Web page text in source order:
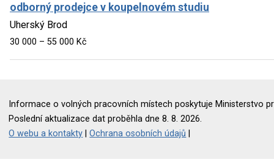
odborný prodejce v koupelnovém studiu
Uherský Brod
30 000 – 55 000 Kč
Informace o volných pracovních místech poskytuje Ministerstvo
Poslední aktualizace dat proběhla dne 8. 8. 2026.
O webu a kontakty |Ochrana osobních údajů